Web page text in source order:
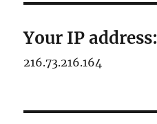
Your IP address:
216.73.216.164